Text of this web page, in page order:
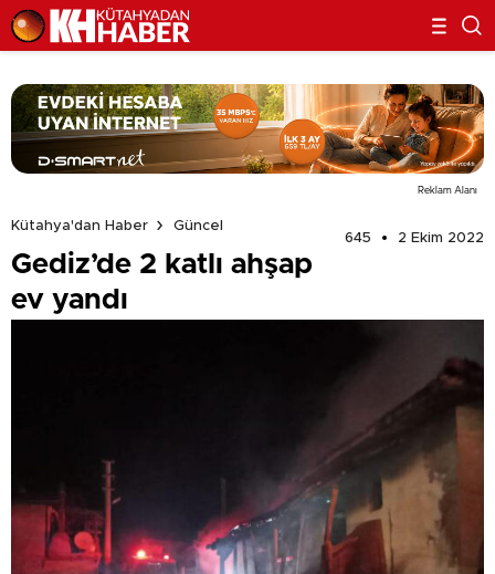
Reklam Alanı
Kütahya'dan Haber
Güncel
645
2 Ekim 2022
Gediz’de 2 katlı ahşap
ev yandı